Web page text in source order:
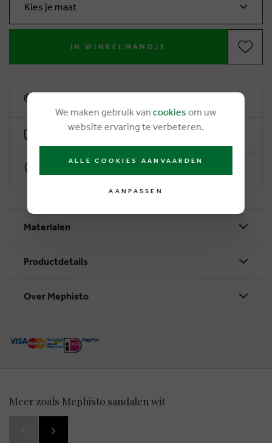
Kies je maat
IN WINKELMANDJE
Gratis levering vanaf €50
Materialen
Productdetails
Over Mephisto
Meer zoals Mephisto sandalen wit
We maken gebruik van cookies om uw
website ervaring te verbeteren.
ALLE COOKIES AANVAARDEN
AANPASSEN